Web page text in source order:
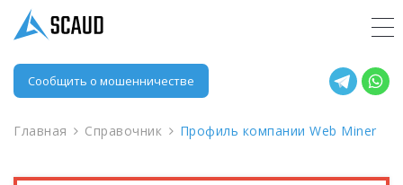
Сообщить о мошенничестве
Главная Справочник Профиль компании Web Miner